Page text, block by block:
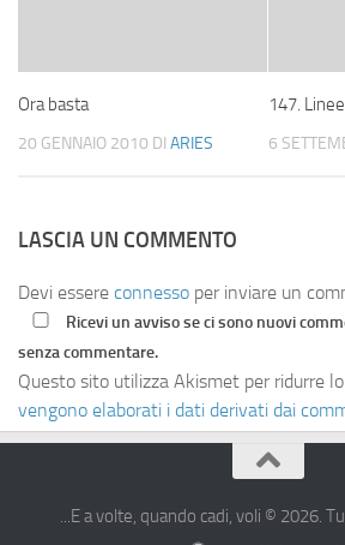
Ora basta
20 GENNAIO 2010 DI ARIES
147. Linee
6
LASCIA UN COMMENTO
Devi essere connesso per inviare un
Ricevi un avviso se ci sono nuovi
senza commentare.
Questo sito utilizza Akismet per ridurre
vengono elaborati i dati derivati dai
...E a volte, quando cadi, voli © 2026.